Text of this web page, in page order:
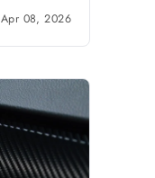
Apr 08, 2026